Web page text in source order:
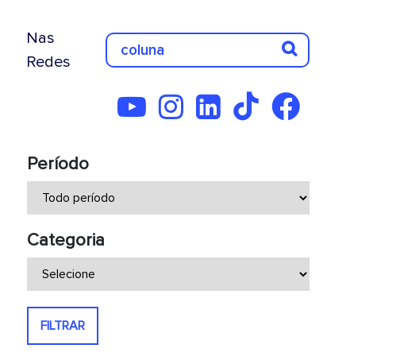
Nas
Redes
Período
Categoria
FILTRAR